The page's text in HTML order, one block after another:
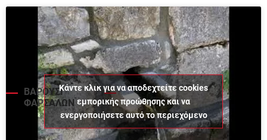
ΒΑΡΟΥΣΙ
ΦΑΡΣΑΛΩΝ
Κάντε κλικ για να αποδεχτείτε cookies
εμπορικής προώθησης και να
ενεργοποιήσετε αυτό το περιεχόμενο